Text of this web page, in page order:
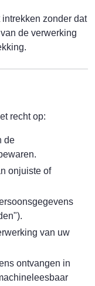
zonder dat
de verwerking
recht op:
de
onjuiste of
van uw
ontvangen in